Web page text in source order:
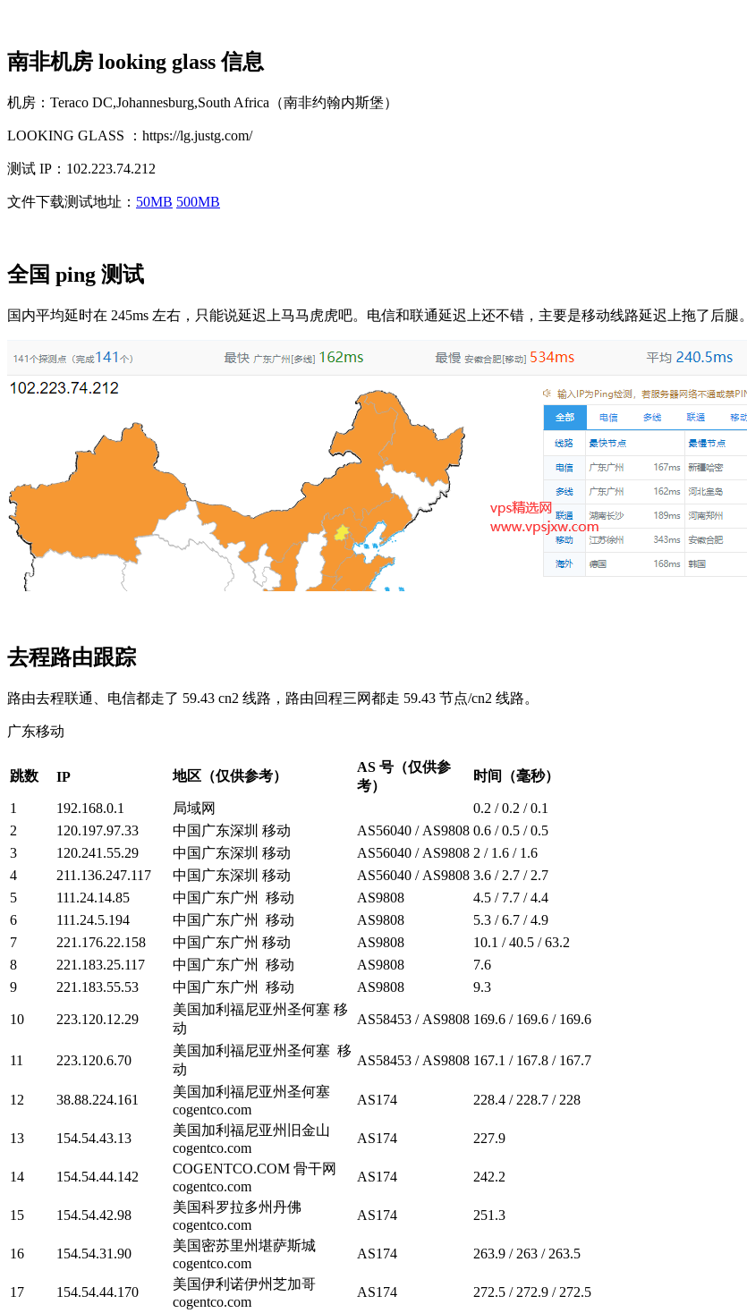
南非机房 looking glass 信息
机房：Teraco DC,Johannesburg,South Africa（南非约翰内斯堡）
LOOKING GLASS ：https://lg.justg.com/
测试 IP：102.223.74.212
文件下载测试地址： 50MB 500MB
全国 ping 测试
国内平均延时在 245ms 左右，只能说延迟上马马虎虎吧。电信和联通延迟上还不错，主要是移动线路延迟上拖了后腿。
去程路由跟踪
路由去程联通、电信都走了 59.43 cn2 线路，路由回程三网都走 59.43 节点/cn2 线路。
广东移动
跳数 IP 地区（仅供参考）
AS 号（仅供参
考）
时间（毫秒）
1 192.168.0.1 局域网
0.2 / 0.2 / 0.1
2
120.197.97.33 中国广东深圳 移动 AS56040 / AS9808 0.6 / 0.5 / 0.5
3
120.241.55.29 中国广东深圳 移动 AS56040 / AS9808 2 / 1.6 / 1.6
4
211.136.247.117 中国广东深圳 移动 AS56040 / AS9808 3.6 / 2.7 / 2.7
5
111.24.14.85 中国广东广州 移动 AS9808
4.5 / 7.7 / 4.4
6
111.24.5.194 中国广东广州 移动 AS9808
5.3 / 6.7 / 4.9
7
221.176.22.158 中国广东广州 移动 AS9808
10.1 / 40.5 / 63.2
8
221.183.25.117 中国广东广州 移动 AS9808
7.6
9
221.183.55.53 中国广东广州 移动 AS9808 9.3
10 223.120.12.29
美国加利福尼亚州圣何塞 移
动
AS58453 / AS9808 169.6 / 169.6 / 169.6
11 223.120.6.70
美国加利福尼亚州圣何塞 移
动
AS58453 / AS9808 167.1 / 167.8 / 167.7
12 38.88.224.161
美国加利福尼亚州圣何塞
cogentco.com
AS174 228.4 / 228.7 / 228
13 154.54.43.13
美国加利福尼亚州旧金山
cogentco.com
AS174 227.9
14 154.54.44.142
COGENTCO.COM 骨干网
cogentco.com
AS174 242.2
15 154.54.42.98
美国科罗拉多州丹佛
cogentco.com
AS174 251.3
16 154.54.31.90
美国密苏里州堪萨斯城
cogentco.com
AS174 263.9 / 263 / 263.5
17 154.54.44.170
美国伊利诺伊州芝加哥
cogentco.com
AS174 272.5 / 272.9 / 272.5